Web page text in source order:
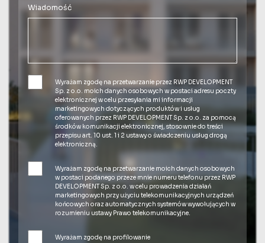
Wiadomość
Wyrażam zgodę na przetwarzanie przez RWP DEVELOPMENT
Sp. z o.o. moich danych osobowych w postaci adresu poczty
elektronicznej w celu przesyłania mi informacji
marketingowych dotyczących produktów i usług
oferowanych przez RWP DEVELOPMENT Sp. z o.o. za pomocą
środków komunikacji elektronicznej, stosownie do treści
przepisu art. 10 ust. 1 i 2 ustawy o świadczeniu usług drogą
elektroniczną.
Wyrażam zgodę na przetwarzanie moich danych osobowych
w postaci podanego przeze mnie numeru telefonu przez RWP
DEVELOPMENT Sp. z o.o. w celu prowadzenia działań
marketingowych przy użyciu telekomunikacyjnych urządzeń
końcowych oraz automatycznych systemów wywołujących w
rozumieniu ustawy Prawo telekomunikacyjne.
Wyrażam zgodę na profilowanie